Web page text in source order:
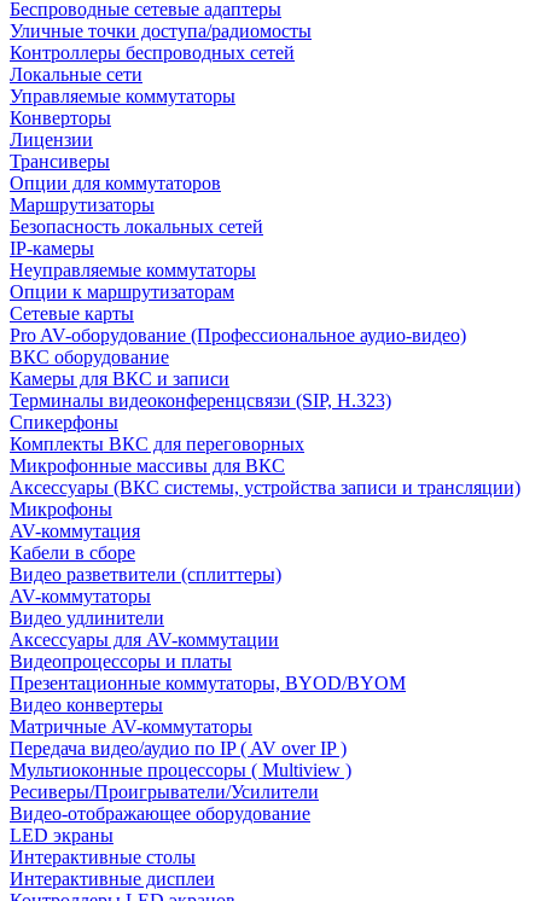
Беспроводные сетевые адаптеры
Уличные точки доступа/радиомосты
Контроллеры беспроводных сетей
Локальные сети
Управляемые коммутаторы
Конверторы
Лицензии
Трансиверы
Опции для коммутаторов
Маршрутизаторы
Безопасность локальных сетей
IP-камеры
Неуправляемые коммутаторы
Опции к маршрутизаторам
Сетевые карты
Pro AV-оборудование (Профессиональное аудио-видео)
ВКС оборудование
Камеры для ВКС и записи
Терминалы видеоконференцсвязи (SIP, H.323)
Спикерфоны
Комплекты ВКС для переговорных
Микрофонные массивы для ВКС
Аксессуары (ВКС системы, устройства записи и трансляции)
Микрофоны
AV-коммутация
Кабели в сборе
Видео разветвители (сплиттеры)
AV-коммутаторы
Видео удлинители
Аксессуары для AV-коммутации
Видеопроцессоры и платы
Презентационные коммутаторы, BYOD/BYOM
Видео конвертеры
Матричные AV-коммутаторы
Передача видео/аудио по IP ( AV over IP )
Мультиоконные процессоры ( Multiview )
Ресиверы/Проигрыватели/Усилители
Видео-отображающее оборудование
LED экраны
Интерактивные столы
Интерактивные дисплеи